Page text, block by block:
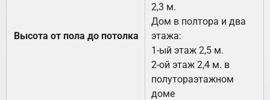
Высота от пола до потолка
2,3 м.
Дом в полтора и два
этажа:
1-ый этаж 2,5 м.
2-ой этаж 2,4 м. в
полутораэтажном
доме